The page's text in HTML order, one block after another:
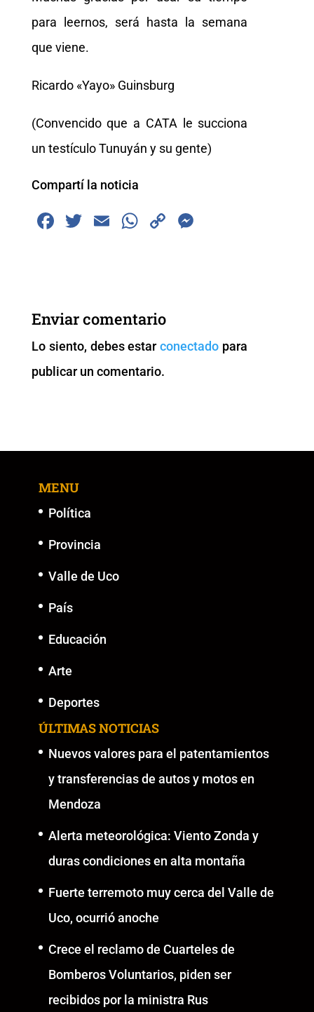
para leernos, será hasta la semana
que viene.
Ricardo «Yayo» Guinsburg
(Convencido que a CATA le succiona
un testículo Tunuyán y su gente)
Compartí la noticia
F
b
o
o
k
T
E
W
A
p
p
C
k
er
Enviar comentario
Lo siento, debes estarconectado para
publicar un comentario.
MENU
Política
Provincia
Valle de Uco
País
Educación
Arte
Deportes
ÚLTIMAS NOTICIAS
Nuevos valores para el patentamientos
y transferencias de autos y motos en
Mendoza
Alerta meteorológica: Viento Zonda y
duras condiciones en alta montaña
Fuerte terremoto muy cerca del Valle de
Uco, ocurrió anoche
Crece el reclamo de Cuarteles de
Bomberos Voluntarios, piden ser
recibidos por la ministra Rus